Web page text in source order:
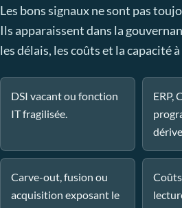
Les bons signaux ne sont pas
Ils apparaissent dans la
les délais, les coûts et la capacité
DSI vacant ou fonction
IT fragilisée.
ERP,
Carve-out, fusion ou
acquisition exposant le